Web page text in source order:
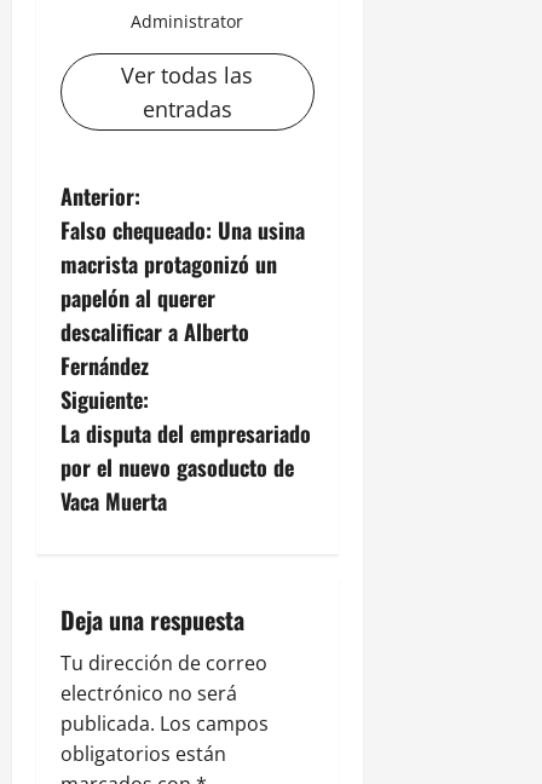
Administrator
Ver todas las
entradas
N
a
v
e
g
a
c
ó
n
d
e
Anterior:
Falso chequeado: Una usina
macrista protagonizó un
papelón al querer
descalificar a Alberto
Fernández
Siguiente:
La disputa del empresariado
por el nuevo gasoducto de
Vaca Muerta
Deja una respuesta
Tu dirección de correo
electrónico no será
publicada. Los campos
obligatorios están